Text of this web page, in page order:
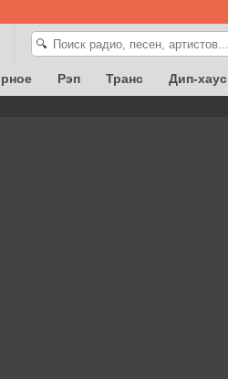
🔍
Рэп Транс Дип-хаус